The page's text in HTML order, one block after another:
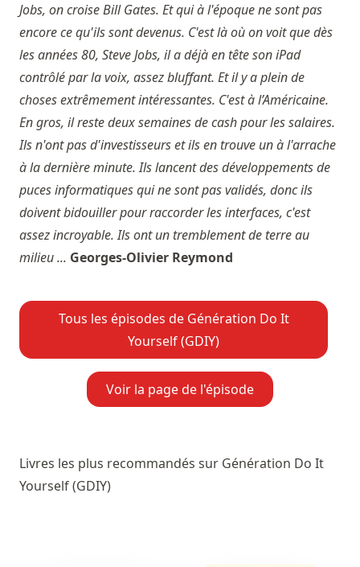
Jobs, on croise Bill Gates. Et qui à l'époque ne sont pas
encore ce qu'ils sont devenus. C'est là où on voit que dès
les années 80, Steve Jobs, il a déjà en tête son iPad
contrôlé par la voix, assez bluffant. Et il y a plein de
choses extrêmement intéressantes. C'est à l’Américaine.
En gros, il reste deux semaines de cash pour les salaires.
Ils n'ont pas d'investisseurs et ils en trouve un à l'arrache
à la dernière minute. Ils lancent des développements de
puces informatiques qui ne sont pas validés, donc ils
doivent bidouiller pour raccorder les interfaces, c'est
assez incroyable. Ils ont un tremblement de terre au
milieu ... Georges-Olivier Reymond
Tous les épisodes de Génération Do It
Yourself (GDIY)
Voir la page de l'épisode
Livres les plus recommandés sur Génération Do It
Yourself (GDIY)